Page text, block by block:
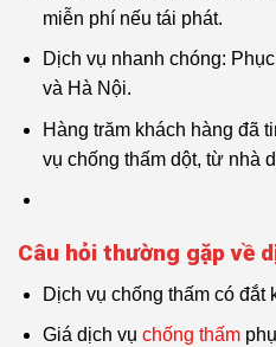
miễn phí nếu tái phát.
Dịch vụ nhanh chóng:
và Hà Nội.
Hàng trăm khách hàng đã
vụ chống thấm dột, từ nhà
Câu hỏi thường gặp về
Dịch vụ chống thấm có đắt
Giá dịch vụ chống thấmphụ